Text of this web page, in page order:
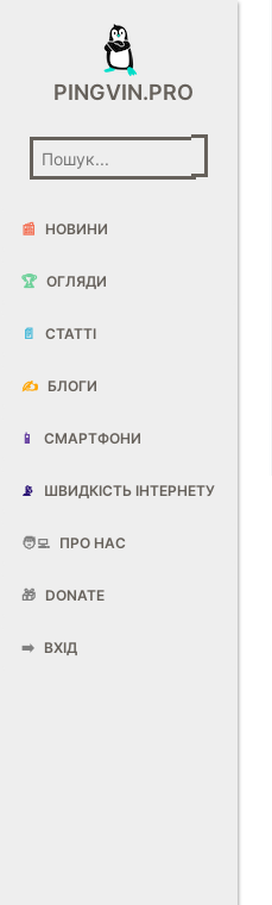
PINGVIN.PRO
📰 НОВИНИ
🏆 ОГЛЯДИ
📄 СТАТТІ
✍️ БЛОГИ
📱 СМАРТФОНИ
📡 ШВИДКІСТЬ ІНТЕРНЕТУ
🧑‍💻 ПРО НАС
🎁 DONATE
➡️ ВХІД